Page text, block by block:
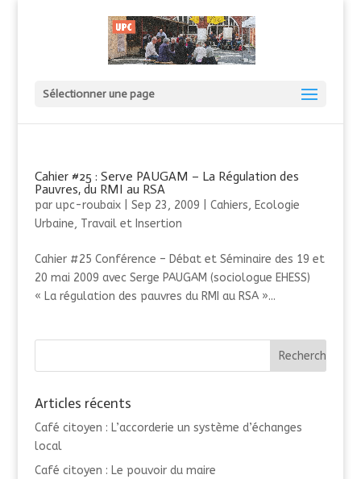
Sélectionner une page
Cahier #25 : Serve PAUGAM – La Régulation des
Pauvres, du RMI au RSA
par upc-roubaix| Sep 23, 2009 Cahiers, Ecologie
Urbaine, Travail et Insertion
Cahier #25 Conférence – Débat et Séminaire des 19 et
20 mai 2009 avec Serge PAUGAM (sociologue EHESS)
« La régulation des pauvres du RMI au RSA »...
Articles récents
Café citoyen : L’accorderie un système d’échanges
local
Café citoyen : Le pouvoir du maire